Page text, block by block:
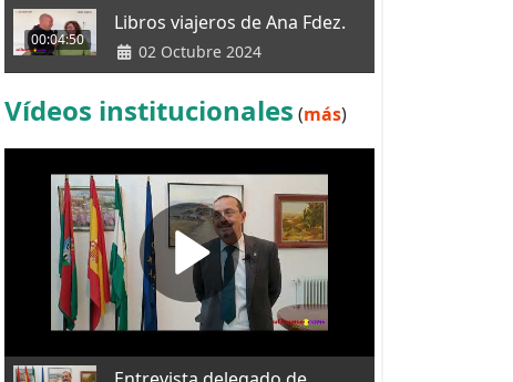
00:04:50
Libros viajeros de Ana Fdez.
02 Octubre 2024
Vídeos institucionales (más)